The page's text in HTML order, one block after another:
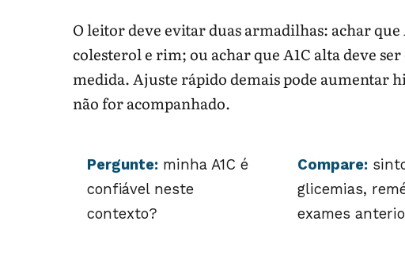
O leitor deve evitar duas armadilhas: achar
colesterol e rim; ou achar que A1C alta deve
medida. Ajuste rápido demais pode aumentar
não for acompanhado.
Pergunte: minha A1C é
confiável neste
contexto?
Compare:
glicemias,
exames